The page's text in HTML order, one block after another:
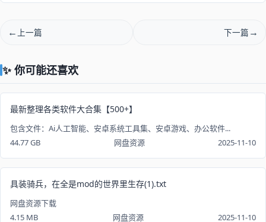
上一篇 下一篇
✨ 你可能还喜欢
最新整理各类软件大合集【500+】
包含文件：Ai人工智能、安卓系统工具集、安卓游戏、办公软件...
44.77 GB
网盘资源 2025-11-10
具装骑兵，在全是mod的世界里生存(1).txt
网盘资源下载
4.15 MB
网盘资源 2025-11-10